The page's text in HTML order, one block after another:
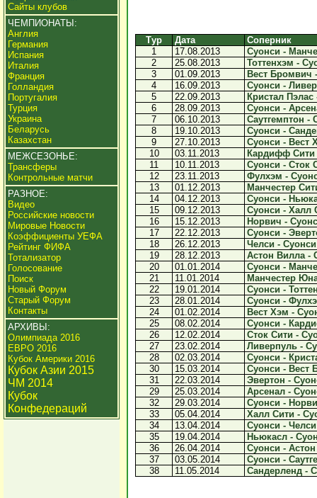
Сайты клубов
ЧЕМПИОНАТЫ:
Англия
Германия
Испания
Италия
Франция
Голландия
Португалия
Турция
Украина
Беларусь
Казахстан
МЕЖСЕЗОНЬЕ:
Трансферы
Контрольные матчи
РАЗНОЕ:
Видео
Российские новости
Мировые Новости
Коэффициенты УЕФА
Рейтинг ФИФА
Тотализатор
Голосование
Поиск
Новый Форум
Старый Форум
Контакты
АРХИВЫ:
Олимпиада 2016
ЕВРО 2016
Кубок Америки 2016
Кубок Азии 2015
ЧМ 2014
Кубок
Конфедераций
Тур Дата
Соперник
1
17.08.2013
Суонси -
2
25.08.2013
Тоттенхэм -
3
01.09.2013
Вест Бромвич
4
16.09.2013
Суонси -
5
22.09.2013
Кристал
6
28.09.2013
Суонси -
7
06.10.2013
Саутгемптон -
8
19.10.2013
Суонси -
9
27.10.2013
Суонси - Вест
10
03.11.2013
Кардифф Сити
11
10.11.2013
Суонси - Сток
12
23.11.2013
Фулхэм -
13
01.12.2013
Манчестер
14
04.12.2013
Суонси -
15
09.12.2013
Суонси - Халл
16
15.12.2013
Норвич -
17
22.12.2013
Суонси -
18
26.12.2013
Челси -
19
28.12.2013
Астон Вилла -
20
01.01.2014
Суонси -
21
11.01.2014
Манчестер
22
19.01.2014
Суонси -
23
28.01.2014
Суонси -
24
01.02.2014
Вест Хэм -
25
08.02.2014
Суонси -
26
12.02.2014
Сток Сити -
27
23.02.2014
Ливерпуль -
28
02.03.2014
Суонси -
30
15.03.2014
Суонси - Вест
31
22.03.2014
Эвертон -
29
25.03.2014
Арсенал -
32
29.03.2014
Суонси -
33
05.04.2014
Халл Сити -
34
13.04.2014
Суонси -
35
19.04.2014
Ньюкасл -
36
26.04.2014
Суонси -
37
03.05.2014
Суонси -
38
11.05.2014 Сандерленд -